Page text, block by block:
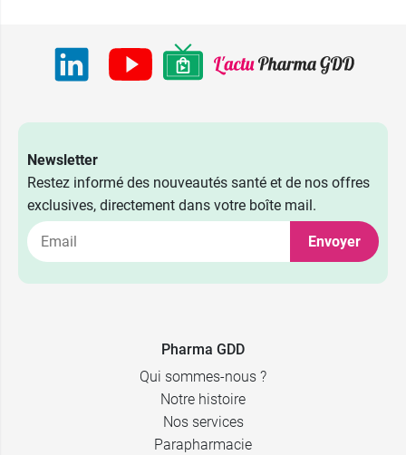
Newsletter
Restez informé des nouveautés santé et de nos offres
exclusives, directement dans votre boîte mail.
Envoyer
Pharma GDD
Qui sommes-nous ?
Notre histoire
Nos services
Parapharmacie